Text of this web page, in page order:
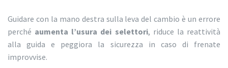
Guidare con la mano destra sulla leva del cambio è un errore
perché aumenta l’usura dei selettori, riduce la reattività
alla guida e peggiora la sicurezza in caso di frenate
improvvise.